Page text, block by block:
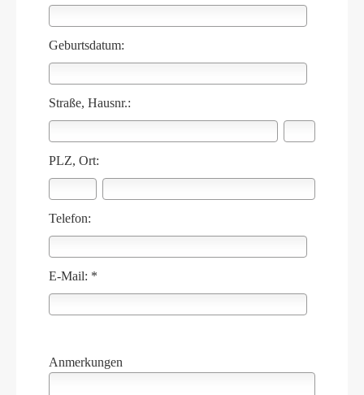
Geburts­datum:
Straße, Hausnr.:
PLZ, Ort:
Telefon:
E-Mail: *
Anmerkungen